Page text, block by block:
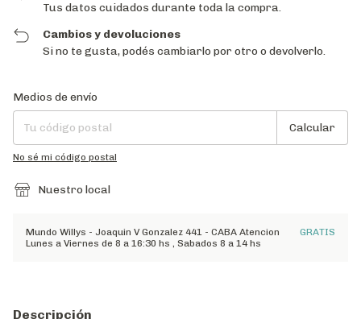
Tus datos cuidados durante toda la compra.
Cambios y devoluciones
Si no te gusta, podés cambiarlo por otro o devolverlo.
Entregas para el CP:
Medios de envío
Calcular
No sé mi código postal
Nuestro local
Mundo Willys - Joaquin V Gonzalez 441 - CABA Atencion
Lunes a Viernes de 8 a 16:30 hs , Sabados 8 a 14 hs
GRATIS
Descripción